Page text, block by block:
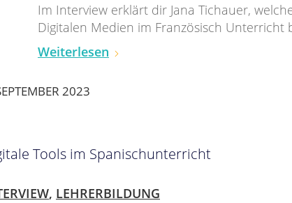
Im Interview erklärt dir Jana Tichauer,
Digitalen Medien im Französisch Unterricht
Weiterlesen
2023
Tools im Spanischunterricht
, LEHRERBILDUNG